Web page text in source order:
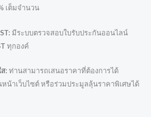
เต็มจำนวน
มีระบบตรวจสอบใบรับประกันออนไลน์
ทุกองค์
: ท่านสามารถเสนอราคาที่ต้องการได้
น้าเว็บไซต์ หรือร่วมประมูลลุ้นราคาพิเศษได้